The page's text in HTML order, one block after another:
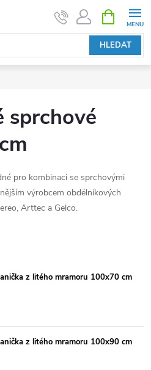
HLEDAT
NÁKUPNÍ
KOŠÍK
sprchové
pro kombinaci se sprchovými
výrobcem obdélníkových
Arttec a Gelco.
z litého mramoru 100x70 cm
z litého mramoru 100x90 cm